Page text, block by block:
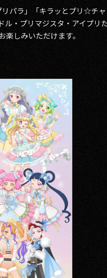
リパラ」「キラッとプリ☆チ
・プリマジスタ・アイプリ
しみいただけます。